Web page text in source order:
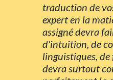
traduction de
expert en la
assigné devra
d'intuition, de
linguistiques,
devra surtout